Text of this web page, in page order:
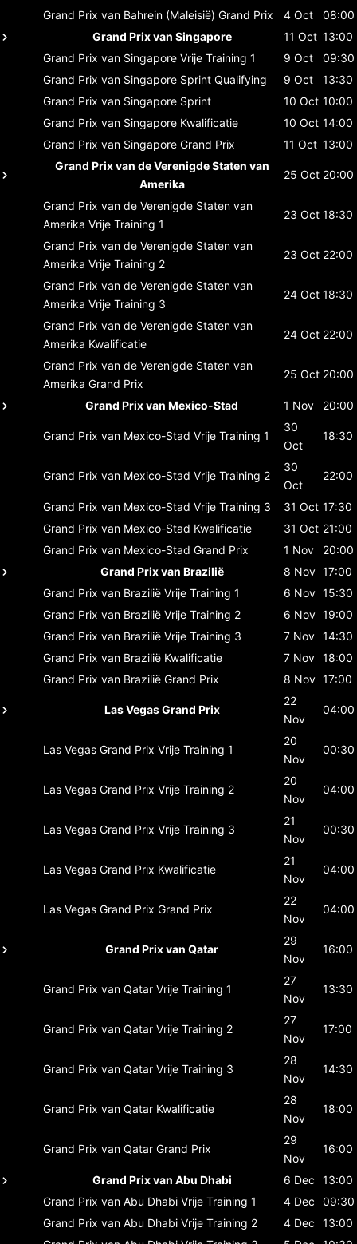
Grand Prix van Bahrein (Maleisië) Grand Prix 4 Oct
08:00
Grand Prix van Singapore
11 Oct 13:00
Grand Prix van Singapore Vrije Training 1 9 Oct
09:30
Grand Prix van Singapore Sprint Qualifying 9 Oct
13:30
Grand Prix van Singapore Sprint 10 Oct 10:00
Grand Prix van Singapore Kwalificatie 10 Oct 14:00
Grand Prix van Singapore Grand Prix 11 Oct 13:00
Grand Prix van de Verenigde Staten van
Amerika
25 Oct 20:00
Grand Prix van de Verenigde Staten van
Amerika Vrije Training 1
23 Oct 18:30
Grand Prix van de Verenigde Staten van
Amerika Vrije Training 2
23 Oct 22:00
Grand Prix van de Verenigde Staten van
Amerika Vrije Training 3
24 Oct 18:30
Grand Prix van de Verenigde Staten van
Amerika Kwalificatie
24 Oct 22:00
Grand Prix van de Verenigde Staten van
Amerika Grand Prix
25 Oct 20:00
Grand Prix van Mexico-Stad 1 Nov 20:00
Grand Prix van Mexico-Stad Vrije Training 1
30
Oct
18:30
Grand Prix van Mexico-Stad Vrije Training 2
30
Oct
22:00
Grand Prix van Mexico-Stad Vrije Training 3 31 Oct 17:30
Grand Prix van Mexico-Stad Kwalificatie 31 Oct 21:00
Grand Prix van Mexico-Stad Grand Prix 1 Nov
20:00
Grand Prix van Brazilië
8 Nov 17:00
Grand Prix van Brazilië Vrije Training 1 6 Nov 15:30
Grand Prix van Brazilië Vrije Training 2 6 Nov 19:00
Grand Prix van Brazilië Vrije Training 3 7 Nov 14:30
Grand Prix van Brazilië Kwalificatie 7 Nov 18:00
Grand Prix van Brazilië Grand Prix 8 Nov 17:00
Las Vegas Grand Prix
22
Nov
04:00
Las Vegas Grand Prix Vrije Training 1
20
Nov
00:30
Las Vegas Grand Prix Vrije Training 2
20
Nov
04:00
Las Vegas Grand Prix Vrije Training 3
21
Nov
00:30
Las Vegas Grand Prix Kwalificatie
21
Nov
04:00
Las Vegas Grand Prix Grand Prix
22
Nov
04:00
Grand Prix van Qatar
29
Nov
16:00
Grand Prix van Qatar Vrije Training 1
27
Nov
13:30
Grand Prix van Qatar Vrije Training 2
27
Nov
17:00
Grand Prix van Qatar Vrije Training 3
28
Nov
14:30
Grand Prix van Qatar Kwalificatie
28
Nov
18:00
Grand Prix van Qatar Grand Prix
29
Nov
16:00
Grand Prix van Abu Dhabi 6 Dec
13:00
Grand Prix van Abu Dhabi Vrije Training 1 4 Dec
09:30
Grand Prix van Abu Dhabi Vrije Training 2 4 Dec
13:00